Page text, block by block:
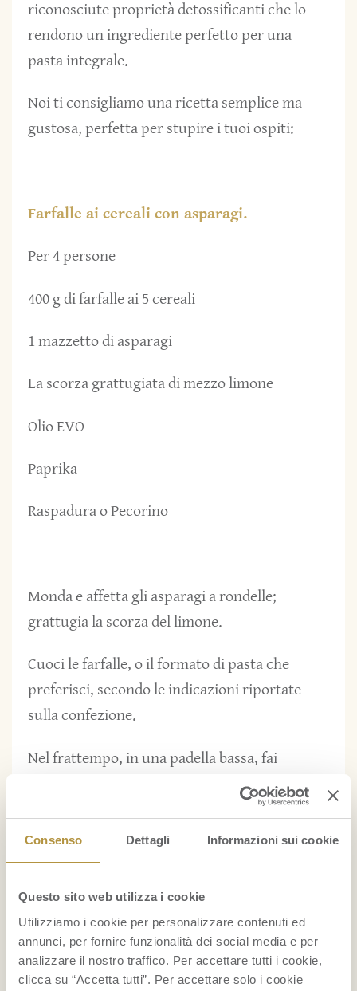
Consenso Dettagli Informazioni sui cookie
Questo sito web utilizza i cookie
Utilizziamo i cookie per personalizzare contenuti ed
annunci, per fornire funzionalità dei social media e per
analizzare il nostro traffico. Per accettare tutti i cookie,
clicca su “Accetta tutti”. Per accettare solo i cookie
riconosciute proprietà detossificanti che lo
rendono un ingrediente perfetto per una
pasta integrale.
Noi ti consigliamo una ricetta semplice ma
gustosa, perfetta per stupire i tuoi ospiti:
Farfalle ai cereali con asparagi.
Per 4 persone
400 g di farfalle ai 5 cereali
1 mazzetto di asparagi
La scorza grattugiata di mezzo limone
Olio EVO
Paprika
Raspadura o Pecorino
Monda e affetta gli asparagi a rondelle;
grattugia la scorza del limone.
Cuoci le farfalle, o il formato di pasta che
preferisci, secondo le indicazioni riportate
sulla confezione.
Nel frattempo, in una padella bassa, fai
rosolare il cipollotto con la paprika, la scorza
Aggiungi gli asparagi, copri con un coperchio
frequente.
Dopo circa 7 minuti gli asparagi saranno cotti
ma ancora croccanti.